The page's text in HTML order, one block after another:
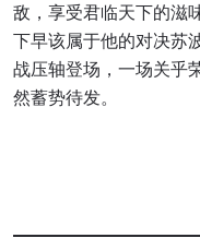
敌，享受君临天下的滋
下早该属于他的对决苏
战压轴登场，一场关乎
然蓄势待发。